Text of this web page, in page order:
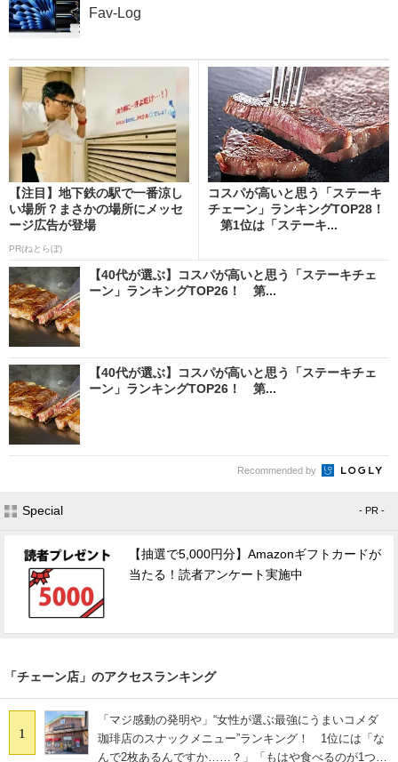
Fav-Log
【注目】地下鉄の駅で一番涼し
い場所？まさかの場所にメッセ
ージ広告が登場
PR(ねとらぼ)
コスパが高いと思う「ステーキ
チェーン」ランキングTOP28！
第1位は「ステーキ...
【40代が選ぶ】コスパが高いと思う「ステーキチェ
ーン」ランキングTOP26！ 第...
【40代が選ぶ】コスパが高いと思う「ステーキチェ
ーン」ランキングTOP26！ 第...
Recommended by
Special - PR -
【抽選で5,000円分】Amazonギフトカードが
当たる！読者アンケート実施中
「チェーン店」のアクセスランキング
1
「マジ感動の発明や」“女性が選ぶ最強にうまいコメダ
珈琲店のスナックメニュー”ランキング！ 1位には「な
んで2枚あるんですか……？」「もはや食べるのが1つの